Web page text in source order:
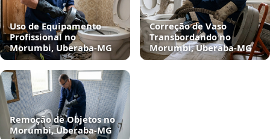
Uso de Equipamento
Profissional no
Morumbi, Uberaba‑MG
Correção de Vaso
Transbordando no
Morumbi, Uberaba‑MG
Remoção de Objetos no
Morumbi, Uberaba‑MG